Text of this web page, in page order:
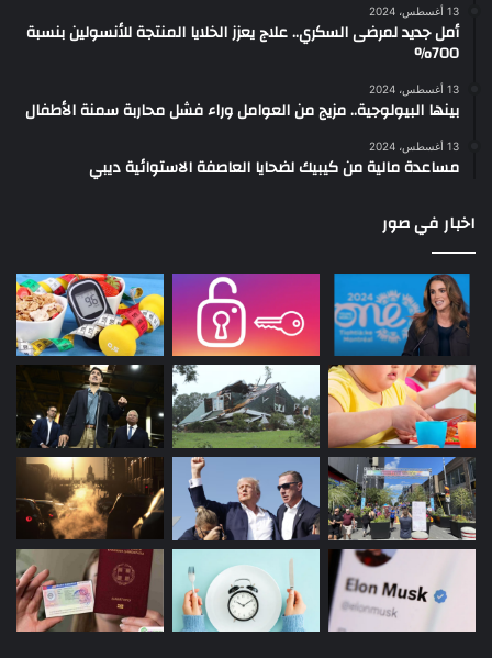
13 أغسطس، 2024
أمل جديد لمرضى السكري.. علاج يعزز الخلايا المنتجة للأنسولين بنسبة
700%
13 أغسطس، 2024
بينها البيولوجية.. مزيج من العوامل وراء فشل محاربة سمنة الأطفال
13 أغسطس، 2024
مساعدة مالية من كيبيك لضحايا العاصفة الاستوائية ديبي
اخبار في صور